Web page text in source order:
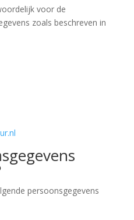
voor de
zoals beschreven in
persoonsgegevens